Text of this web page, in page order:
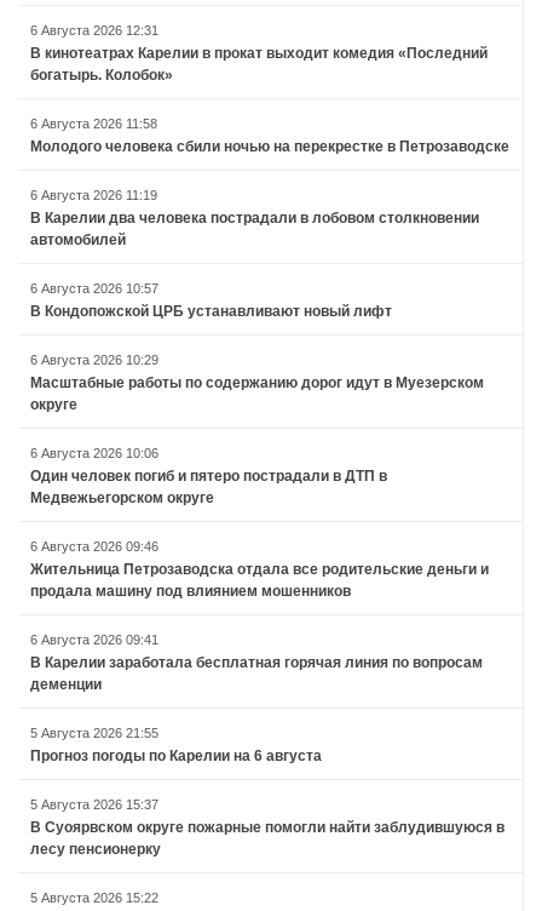
6 Августа 2026 12:31
В кинотеатрах Карелии в прокат выходит комедия «Последний
богатырь. Колобок»
6 Августа 2026 11:58
Молодого человека сбили ночью на перекрестке в Петрозаводске
6 Августа 2026 11:19
В Карелии два человека пострадали в лобовом столкновении
автомобилей
6 Августа 2026 10:57
В Кондопожской ЦРБ устанавливают новый лифт
6 Августа 2026 10:29
Масштабные работы по содержанию дорог идут в Муезерском
округе
6 Августа 2026 10:06
Один человек погиб и пятеро пострадали в ДТП в
Медвежьегорском округе
6 Августа 2026 09:46
Жительница Петрозаводска отдала все родительские деньги и
продала машину под влиянием мошенников
6 Августа 2026 09:41
В Карелии заработала бесплатная горячая линия по вопросам
деменции
5 Августа 2026 21:55
Прогноз погоды по Карелии на 6 августа
5 Августа 2026 15:37
В Суоярвском округе пожарные помогли найти заблудившуюся в
лесу пенсионерку
5 Августа 2026 15:22